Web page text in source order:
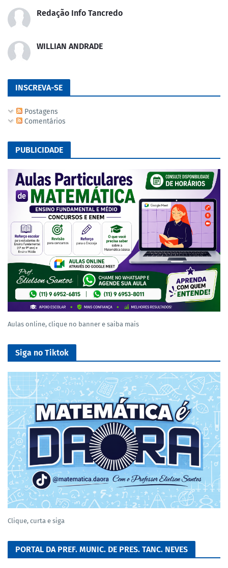
Redação Info Tancredo
WILLIAN ANDRADE
INSCREVA-SE
Postagens
Comentários
PUBLICIDADE
Aulas online, clique no banner e saiba mais
Siga no Tiktok
Clique, curta e siga
PORTAL DA PREF. MUNIC. DE PRES. TANC. NEVES